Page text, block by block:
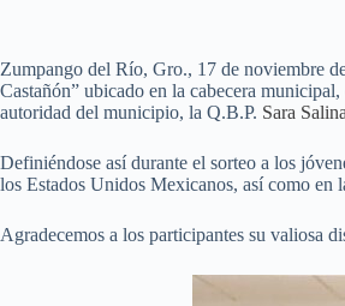
Zumpango del Río, Gro., 17 de noviembre
Castañón” ubicado en la cabecera
autoridad del municipio, la Q.B.P. Sara
Definiéndose así durante el sorteo a los
los Estados Unidos Mexicanos, así como
Agradecemos a los participantes su valiosa